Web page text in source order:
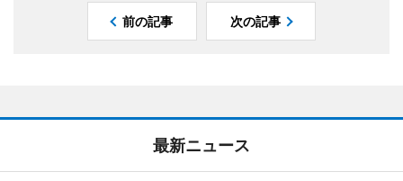
前の記事 次の記事
最新ニュース